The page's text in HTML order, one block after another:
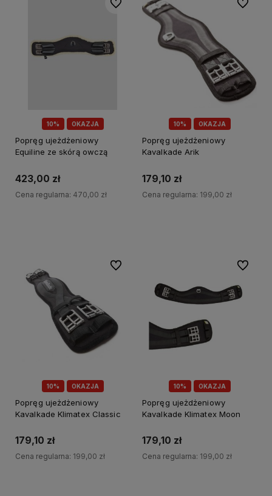
10% OKAZJA
Popręg ujeżdżeniowy
Equiline ze skórą owczą
423,00 zł
Cena regularna: 470,00 zł
Do ulubionych
10% OKAZJA
Popręg ujeżdżeniowy
Kavalkade Arik
179,10 zł
Cena regularna: 199,00 zł
Do
10% OKAZJA
Popręg ujeżdżeniowy
Kavalkade Klimatex Classic
179,10 zł
Cena regularna: 199,00 zł
Do ulubionych
10% OKAZJA
Popręg ujeżdżeniowy
Kavalkade Klimatex Moon
179,10 zł
Cena regularna: 199,00 zł
Do